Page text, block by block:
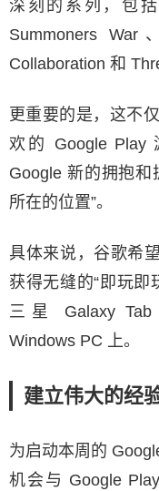
深刻的系列，包括
Summoners War
Collaboration 和
更重要的是，这不
欢的 Google Play
Google 新的拥抱
所在的位置”。
具体来说，谷歌希
获得无缝的“即玩即
三星 Galaxy Tab
Windows PC 上。
建立伟大的经
为启动本周的
机会与 Google